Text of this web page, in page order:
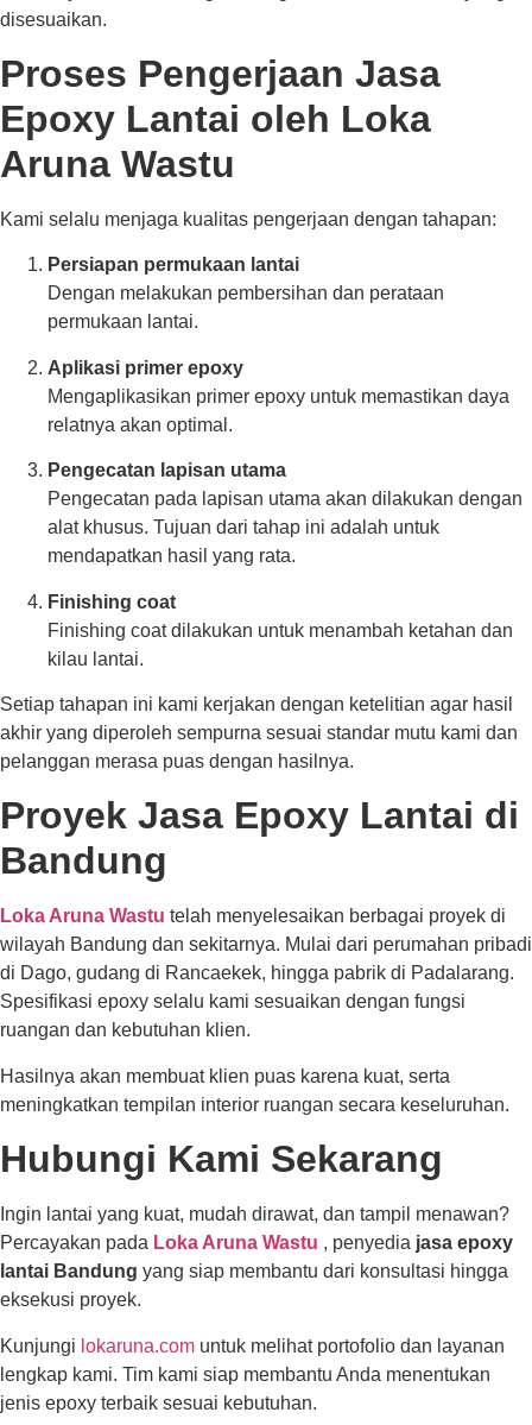
disesuaikan.
Proses Pengerjaan Jasa
Epoxy Lantai oleh Loka
Aruna Wastu
Kami selalu menjaga kualitas pengerjaan dengan tahapan:
Persiapan permukaan lantai
Dengan melakukan pembersihan dan perataan
permukaan lantai.
Aplikasi primer epoxy
Mengaplikasikan primer epoxy untuk memastikan daya
relatnya akan optimal.
Pengecatan lapisan utama
Pengecatan pada lapisan utama akan dilakukan dengan
alat khusus. Tujuan dari tahap ini adalah untuk
mendapatkan hasil yang rata.
Finishing coat
Finishing coat dilakukan untuk menambah ketahan dan
kilau lantai.
Setiap tahapan ini kami kerjakan dengan ketelitian agar hasil
akhir yang diperoleh sempurna sesuai standar mutu kami dan
pelanggan merasa puas dengan hasilnya.
Proyek Jasa Epoxy Lantai di
Bandung
Loka Aruna Wastu telah menyelesaikan berbagai proyek di
wilayah Bandung dan sekitarnya. Mulai dari perumahan pribadi
di Dago, gudang di Rancaekek, hingga pabrik di Padalarang.
Spesifikasi epoxy selalu kami sesuaikan dengan fungsi
ruangan dan kebutuhan klien.
Hasilnya akan membuat klien puas karena kuat, serta
meningkatkan tempilan interior ruangan secara keseluruhan.
Hubungi Kami Sekarang
Ingin lantai yang kuat, mudah dirawat, dan tampil menawan?
Percayakan pada Loka Aruna Wastu , penyedia jasa epoxy
lantai Bandung yang siap membantu dari konsultasi hingga
eksekusi proyek.
Kunjungi lokaruna.com untuk melihat portofolio dan layanan
lengkap kami. Tim kami siap membantu Anda menentukan
jenis epoxy terbaik sesuai kebutuhan.